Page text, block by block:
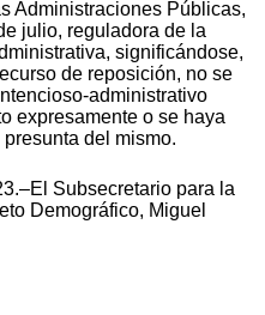
Administraciones Públicas,
julio, reguladora de la
significándose,
de reposición, no se
administrativo
expresamente o se haya
del mismo.
Subsecretario para la
Demográfico, Miguel